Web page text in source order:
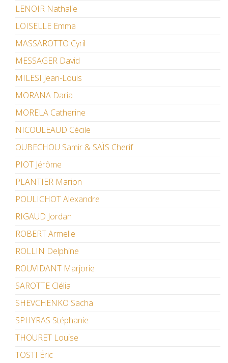
LENOIR Nathalie
LOISELLE Emma
MASSAROTTO Cyril
MESSAGER David
MILESI Jean-Louis
MORANA Daria
MORELA Catherine
NICOULEAUD Cécile
OUBECHOU Samir & SAÏS Cherif
PIOT Jérôme
PLANTIER Marion
POULICHOT Alexandre
RIGAUD Jordan
ROBERT Armelle
ROLLIN Delphine
ROUVIDANT Marjorie
SAROTTE Clélia
SHEVCHENKO Sacha
SPHYRAS Stéphanie
THOURET Louise
TOSTI Éric